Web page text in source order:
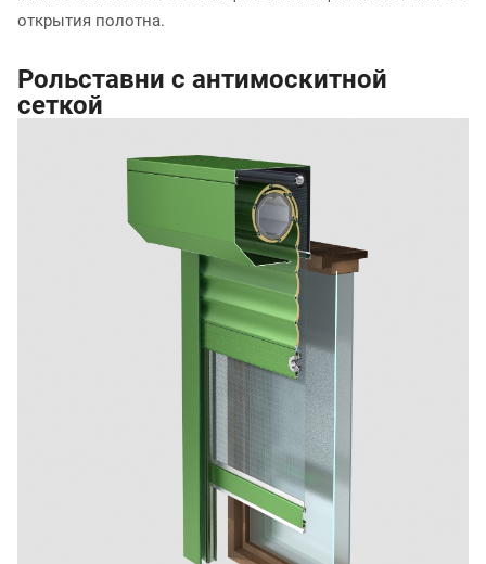
открытия полотна.
Рольставни с антимоскитной
сеткой